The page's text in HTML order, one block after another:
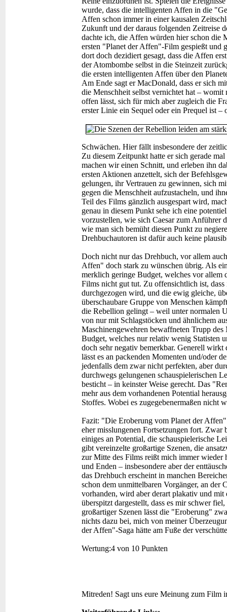
wurde, dass die intelligenten Affen in die
Affen schon immer in einer kausalen
Zukunft und der daraus folgenden Zeitreise
dachte ich, die Affen würden hier schon die
ersten "Planet der Affen"-Film gespießt und
dort doch dezidiert gesagt, dass die Affen
der Atombombe selbst in die Steinzeit
die ersten intelligenten Affen über den
Am Ende sagt er MacDonald, dass er sich
die Menschheit selbst vernichtet hat –
offen lässt, sich für mich aber zugleich die
erster Linie ein Sequel oder ein Prequel ist –
Schwächen. Hier fällt insbesondere der
Zu diesem Zeitpunkt hatte er sich gerade
machen wir einen Schnitt, und erleben ihn
ersten Aktionen anzettelt, sich der
gelungen, ihr Vertrauen zu gewinnen, sich
gegen die Menschheit aufzustacheln, und
Teil des Films gänzlich ausgespart wird,
genau in diesem Punkt sehe ich eine
vorzustellen, wie sich Caesar zum Anführer
wie man sich bemüht diesen Punkt zu
Drehbuchautoren ist dafür auch keine
Doch nicht nur das Drehbuch, vor allem
Affen" doch stark zu wünschen übrig. Als
merklich geringe Budget, welches vor allem
Films nicht gut tut. Zu offensichtlich ist,
durchgezogen wird, und die ewig gleiche,
überschaubare Gruppe von Menschen
die Rebellion gelingt – weil unter normalen
von nur mit Schlagstöcken und ähnlichem
Maschinengewehren bewaffneten Trupp
Budget, welches nur relativ wenig Statisten
doch sehr negativ bemerkbar. Generell
lässt es an packenden Momenten und/oder
jedenfalls dem zwar nicht perfekten, aber
durchwegs gelungenen schauspielerischen
besticht – in keinster Weise gerecht. Das
mehr aus dem vorhandenen Potential
Stoffes. Wobei es zugegebenermaßen nicht
Fazit: "Die Eroberung vom Planet der
eher misslungenen Fortsetzungen fort. Zwar
einiges an Potential, die schauspielerische
gibt vereinzelte großartige Szenen, die
zur Mitte des Films reißt mich immer wieder
und Enden – insbesondere aber der
das Drehbuch erscheint in manchen
schon dem unmittelbaren Vorgänger, an der
vorhanden, wird aber derart plakativ und
überspitzt dargestellt, dass es mir schwer
großartiger Szenen lässt die "Eroberung"
nichts dazu bei, mich von meiner
der Affen"-Saga hätte am Fuße der
Wertung:4 von 10 Punkten
Mitreden! Sagt uns eure Meinung zum Film